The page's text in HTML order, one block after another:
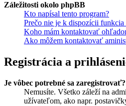
Záležitosti okolo phpBB
Kto napísal tento program?
Prečo nie je k dispozícii
Koho mám kontaktovať
Ako môžem kontaktovať
Registrácia a
Je vôbec potrebné sa zaregistrovať?
Nemusíte. Všetko záleží na
užívateľom, ako napr.